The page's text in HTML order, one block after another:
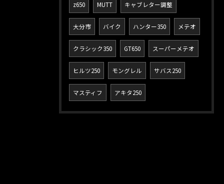
z650 MUTT キャブレター調整
大分市 バイク ハンター350 メテオ
クラシック350 GT650 スーパーメテオ
ヒルツ250 モングレル サバス250
マスティフ アキタ250